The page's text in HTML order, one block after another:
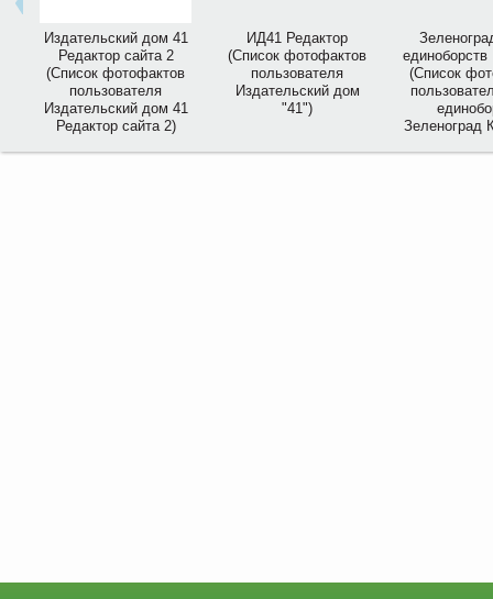
Издательский дом 41
Редактор сайта 2
(Список фотофактов
пользователя
Издательский дом 41
Редактор сайта 2)
ИД41 Редактор
(Список фотофактов
пользователя
Издательский дом
"41")
единоборств
(Список
Зеленоград